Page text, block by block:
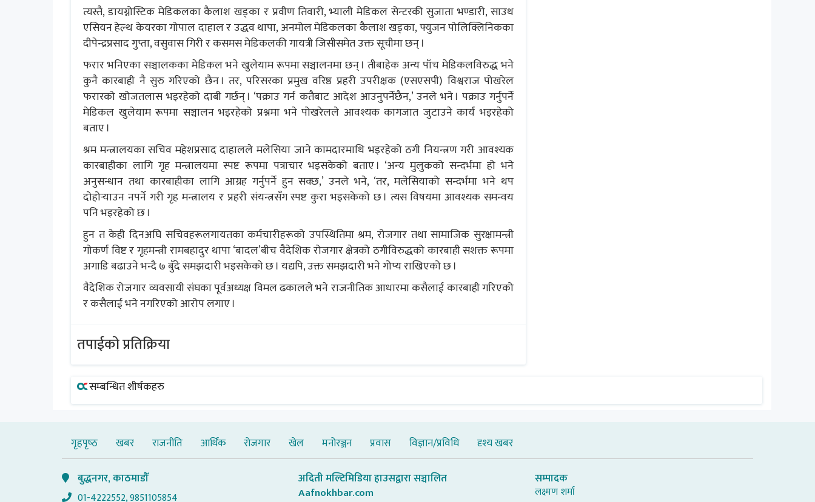
त्यस्तै, डायग्नोस्टिक मेडिकलका कैलाश खड्का र प्रवीण तिवारी, भ्याली मेडिकल सेन्टरकी सुजाता भण्डारी, साउथ
एसियन हेल्थ केयरका गोपाल दाहाल र उद्धव थापा, अनमोल मेडिकलका कैलाश खड्का, फ्युजन पोलिक्लिनिकका
दीपेन्द्रप्रसाद गुप्ता, वसुवास गिरी र कसमस मेडिकलकी गायत्री जिसीसमेत उक्त सूचीमा छन् ।
फरार भनिएका सञ्चालकका मेडिकल भने खुलेयाम रूपमा सञ्चालनमा छन् । तीबाहेक अन्य पाँच मेडिकलविरुद्ध भने
कुनै कारबाही नै सुरु गरिएको छैन । तर, परिसरका प्रमुख वरिष्ठ प्रहरी उपरीक्षक (एसएसपी) विश्वराज पोखरेल
फरारको खोजतलास भइरहेको दाबी गर्छन् । ‘पक्राउ गर्न कतैबाट आदेश आउनुपर्नेछैन,’ उनले भने । पक्राउ गर्नुपर्ने
मेडिकल खुलेयाम रूपमा सञ्चालन भइरहेको प्रश्नमा भने पोखरेलले आवश्यक कागजात जुटाउने कार्य भइरहेको
बताए ।
श्रम मन्त्रालयका सचिव महेशप्रसाद दाहालले मलेसिया जाने कामदारमाथि भइरहेको ठगी नियन्त्रण गरी आवश्यक
कारबाहीका लागि गृह मन्त्रालयमा स्पष्ट रूपमा पत्राचार भइसकेको बताए । ‘अन्य मुलुकको सन्दर्भमा हो भने
अनुसन्धान तथा कारबाहीका लागि आग्रह गर्नुपर्ने हुन सक्छ,’ उनले भने, ‘तर, मलेसियाको सन्दर्भमा भने थप
दोहोर्‍याउन नपर्ने गरी गृह मन्त्रालय र प्रहरी संयन्त्रसँग स्पष्ट कुरा भइसकेको छ । त्यस विषयमा आवश्यक समन्वय
पनि भइरहेको छ ।
हुन त केही दिनअघि सचिवहरूलगायतका कर्मचारीहरूको उपस्थितिमा श्रम, रोजगार तथा सामाजिक सुरक्षामन्त्री
गोकर्ण विष्ट र गृहमन्त्री रामबहादुर थापा ‘बादल’बीच वैदेशिक रोजगार क्षेत्रको ठगीविरुद्धको कारबाही सशक्त रूपमा
अगाडि बढाउने भन्दै ७ बुँदे समझदारी भइसकेको छ । यद्यपि, उक्त समझदारी भने गोप्य राखिएको छ ।
वैदेशिक रोजगार व्यवसायी संघका पूर्वअध्यक्ष विमल ढकालले भने राजनीतिक आधारमा कसैलाई कारबाही गरिएको
र कसैलाई भने नगरिएको आरोप लगाए ।
तपाईको प्रतिक्रिया
सम्बन्धित शीर्षकहरु
गृहपृष्‍ठ खबर राजनीति आर्थिक रोजगार खेल मनोरञ्जन प्रवास विज्ञान/प्रविधि दृश्य खबर
बुद्धनगर, काठमाडौँ
01-4222552, 9851105854
अदिती मल्टिमिडिया हाउसद्वारा सञ्चालित
Aafnokhbar.com
सम्पादक
लक्ष्मण शर्मा